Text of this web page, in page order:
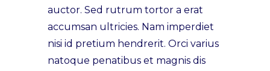
auctor. Sed rutrum tortor a erat
accumsan ultricies. Nam imperdiet
nisi id pretium hendrerit. Orci varius
natoque penatibus et magnis dis